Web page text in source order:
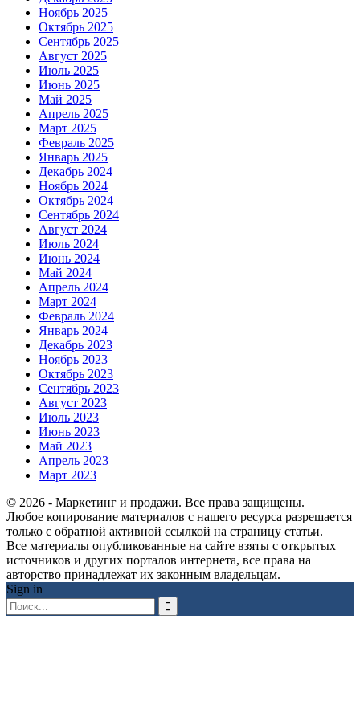
Ноябрь 2025
Октябрь 2025
Сентябрь 2025
Август 2025
Июль 2025
Июнь 2025
Май 2025
Апрель 2025
Март 2025
Февраль 2025
Январь 2025
Декабрь 2024
Ноябрь 2024
Октябрь 2024
Сентябрь 2024
Август 2024
Июль 2024
Июнь 2024
Май 2024
Апрель 2024
Март 2024
Февраль 2024
Январь 2024
Декабрь 2023
Ноябрь 2023
Октябрь 2023
Сентябрь 2023
Август 2023
Июль 2023
Июнь 2023
Май 2023
Апрель 2023
Март 2023
© 2026 - Маркетинг и продажи. Все права защищены.
Любое копирование материалов с нашего ресурса разрешается
только с обратной активной ссылкой на страницу статьи.
Все материалы опубликованные на сайте взяты с открытых
источников и других порталов интернета, все права на
авторство принадлежат их законным владельцам.
Sign in